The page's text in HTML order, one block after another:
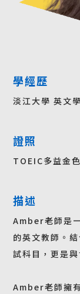
學經歷
淡江大學 英文
證照
TOEIC多益金
描述
Amber老師是
的英文教師。
試科目，更是
Amber老師擁